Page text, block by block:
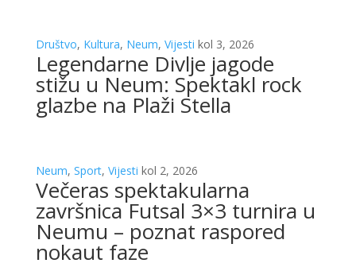
Društvo, Kultura, Neum, Vijesti kol 3, 2026
Legendarne Divlje jagode
stižu u Neum: Spektakl rock
glazbe na Plaži Stella
Neum, Sport, Vijesti kol 2, 2026
Večeras spektakularna
završnica Futsal 3×3 turnira u
Neumu – poznat raspored
nokaut faze